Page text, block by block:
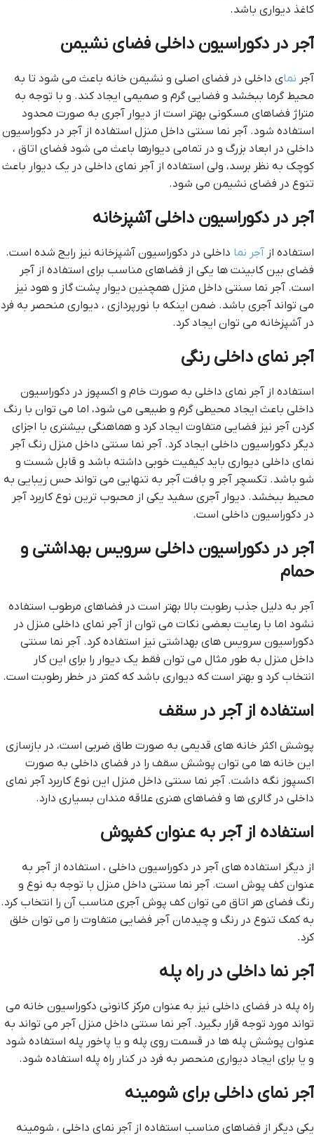
کاغذ دیواری باشد.
آجر در دکوراسیون داخلی فضای نشیمن
آجر نمای داخلی در فضای اصلی و نشیمن خانه باعث می شود تا به
محیط گرما ببخشد و فضایی گرم و صمیمی ایجاد کند. و با توجه به
متراژ فضاهای مسکونی بهتر است از دیوار آجری به صورت محدود
استفاده شود. آجر نما سنتی داخل منزل استفاده از آجر در دکوراسیون
داخلی در ابعاد بزرگ و در تمامی دیوارها باعث می شود فضای اتاق ،
کوچک به نظر برسد، ولی استفاده از آجر نمای داخلی در یک دیوار باعث
تنوع در فضای نشیمن می شود.
آجر در دکوراسیون داخلی آشپزخانه
استفاده از آجر نما داخلی در دکوراسیون آشپزخانه نیز رایج شده است.
فضای بین کابینت ها یکی از فضاهای مناسب برای استفاده از آجر
است. آجر نما سنتی داخل منزل همچنین دیوار پشت گاز و هود نیز
می تواند آجری باشد. ضمن اینکه با نورپردازی ، دیواری منحصر به فرد
در آشپزخانه می توان ایجاد کرد.
آجر نمای داخلی رنگی
استفاده از آجر نمای داخلی به صورت خام و اکسپوز در دکوراسیون
داخلی باعث ایجاد محیطی گرم و طبیعی می شود، اما می توان با رنگ
کردن آجر نیز فضایی متفاوت ایجاد کرد و هماهنگی بیشتری با اجزای
دیگر دکوراسیون داخلی ایجاد کرد. آجر نما سنتی داخل منزل رنگ آجر
نمای داخلی دیواری باید کیفیت خوبی داشته باشد و قابل شست و
شو باشد. تکسچر آجر و بافت آجر به تنهایی می تواند حس زیبایی به
محیط ببخشد. دیوار آجری سفید یکی از محبوب ترین نوع کاربرد آجر
در دکوراسیون داخلی است.
آجر در دکوراسیون داخلی سرویس بهداشتی و
حمام
آجر به دلیل جذب رطوبت بالا بهتر است در فضاهای مرطوب استفاده
نشود اما با رعایت بعضی نکات می توان از آجر نمای داخلی منزل در
دکوراسیون سرویس های بهداشتی نیز استفاده کرد. آجر نما سنتی
داخل منزل به طور مثال می توان فقط یک دیوار را برای این کار
انتخاب کرد و بهتر است که دیواری باشد که کمتر در خطر رطوبت است.
استفاده از آجر در سقف
پوشش اکثر خانه های قدیمی به صورت طاق ضربی است، در بازسازی
این خانه ها می توان پوشش سقف را در فضای داخلی به صورت
اکسپوز نگه داشت. آجر نما سنتی داخل منزل این نوع کاربرد آجر نمای
داخلی در گالری ها و فضاهای هنری علاقه مندان بسیاری دارد.
استفاده از آجر به عنوان کفپوش
از دیگر استفاده های آجر در دکوراسیون داخلی ، استفاده از آجر به
عنوان کف پوش است. آجر نما سنتی داخل منزل با توجه به نوع و
رنگ فضای هر اتاق می توان کف پوش آجری مناسب آن را انتخاب کرد.
به کمک تنوع در رنگ و چیدمان آجر فضایی متفاوت را می توان خلق
کرد.
آجر نما داخلی در راه پله
راه پله در فضای داخلی نیز به عنوان مرکز کانونی دکوراسیون خانه می
تواند مورد توجه قرار بگیرد. آجر نما سنتی داخل منزل آجر می تواند به
عنوان پوشش پله ها در قسمت روی پله و یا پاخور پله استفاده شود
و یا برای ایجاد دیواری منحصر به فرد در کنار راه پله استفاده شود.
آجر نمای داخلی برای شومینه
یکی دیگر از فضاهای مناسب استفاده از آجر نمای داخلی ، شومینه